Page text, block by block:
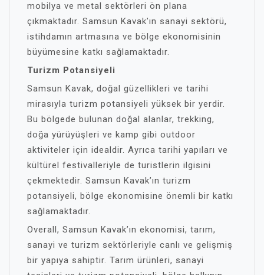
mobilya ve metal sektörleri ön plana
çıkmaktadır. Samsun Kavak’ın sanayi sektörü,
istihdamın artmasına ve bölge ekonomisinin
büyümesine katkı sağlamaktadır.
Turizm Potansiyeli
Samsun Kavak, doğal güzellikleri ve tarihi
mirasıyla turizm potansiyeli yüksek bir yerdir.
Bu bölgede bulunan doğal alanlar, trekking,
doğa yürüyüşleri ve kamp gibi outdoor
aktiviteler için idealdir. Ayrıca tarihi yapıları ve
kültürel festivalleriyle de turistlerin ilgisini
çekmektedir. Samsun Kavak’ın turizm
potansiyeli, bölge ekonomisine önemli bir katkı
sağlamaktadır.
Overall, Samsun Kavak’ın ekonomisi, tarım,
sanayi ve turizm sektörleriyle canlı ve gelişmiş
bir yapıya sahiptir. Tarım ürünleri, sanayi